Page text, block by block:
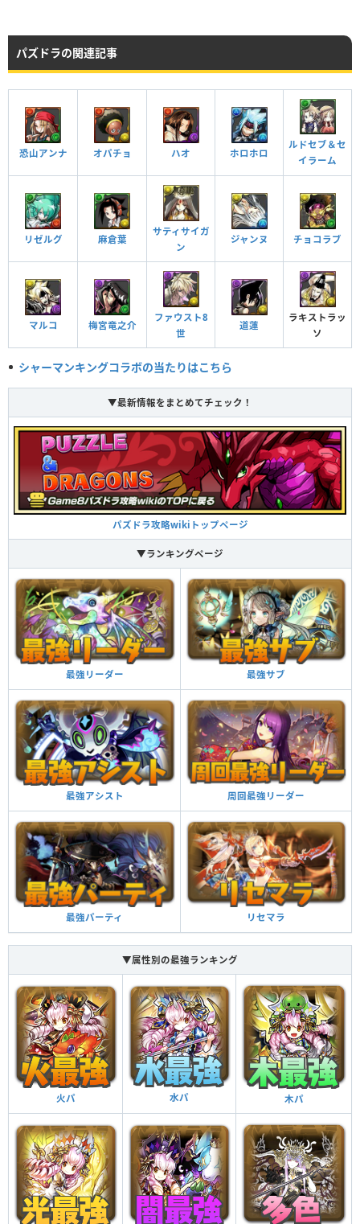
攻撃力 回復力
Lv99 3043 2510 591
つけられる潜在キラー
魂を砕く力 ターン数：20→20
覚醒スキル 効果
覚醒アシスト
他のモンスターにアシストすると自分の覚醒スキル
が付与される
闇ドロップを横一列でそろえて消すと闇属性の攻撃
力がアップする（30％）
闇列強化
闇ドロップを横一列でそろえて消すと闇属性の攻撃
力がアップする（30％）
闇列強化
闇ドロップを横一列でそろえて消すと闇属性の攻撃
力がアップする（30％）
闇ドロップ強化＋
強化された闇ドロップの出現率（40％）とダメージ
がかなりアップする（1.1449倍）
闇ドロップ強化＋
強化された闇ドロップの出現率（40％）とダメージ
がかなりアップする（1.1449倍）
攻撃強化
攻撃が100アップする
パズドラの関連記事
恐山アンナ オパチョ ハオ ホロホロ
ルドセブ＆セ
イラーム
リゼルグ 麻倉葉
サティサイガ
ン
ジャンヌ チョコラブ
マルコ 梅宮竜之介
ファウスト8
世
道蓮
ラキストラッ
ソ
シャーマンキングコラボの当たりはこちら
▼最新情報をまとめてチェック！
パズドラ攻略wikiトップページ
▼ランキングページ
最強リーダー 最強サブ
最強アシスト 周回最強リーダー
最強パーティ リセマラ
▼属性別の最強ランキング
火パ 水パ 木パ